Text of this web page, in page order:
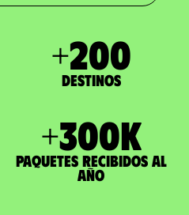
+200
Destinos
+300K
paquetes recibidos al
año